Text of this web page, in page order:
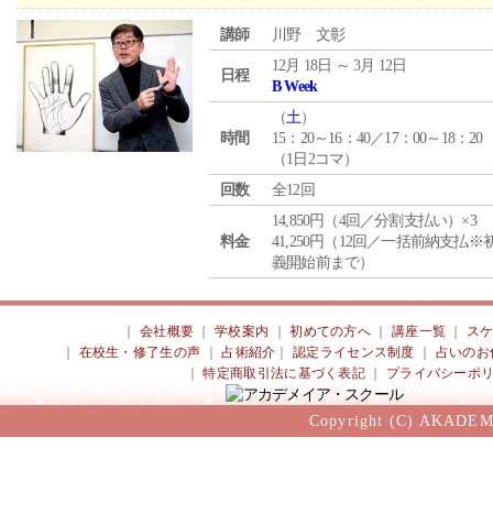
講師 川野 文彰
日程
12月 18日 ～ 3月 12日
B Week
時間
（土）
15：20～16：40／17：00～18：20
（1日2コマ）
回数
全12回
料金
14,850円（4回／分割支払い）×3
41,250円（12回／一括前納支払※
義開始前まで）
会社概要 ｜学校案内 ｜初めての方へ 講座一覧
ス
在校生・修了生の声 ｜占術紹介 ｜認定ライセンス制度
占いのお
｜特定商取引法に基づく表記 プライバシーポ
Copyright (C)